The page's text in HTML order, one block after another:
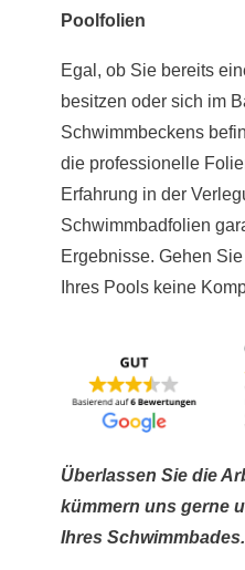
Poolfolien
Egal, ob Sie bereits
besitzen oder sich im
Schwimmbeckens
die professionelle
Erfahrung in der
Schwimmbadfolien
Ergebnisse. Gehen
Ihres Pools keine
Überlassen Sie die
kümmern uns gerne
Ihres Schwimmbades.